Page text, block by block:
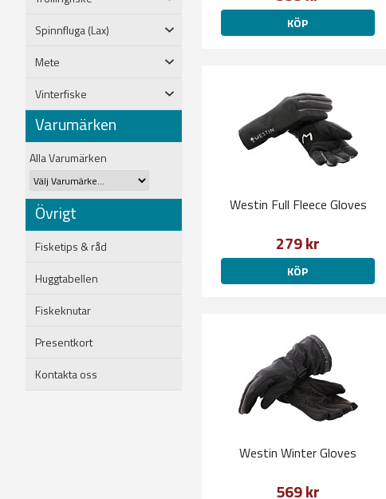
Spinnfluga (Lax)
Mete
Vinterfiske
Varumärken
Alla Varumärken
Övrigt
Fisketips & råd
Huggtabellen
Fiskeknutar
Presentkort
Kontakta oss
KÖP
Westin Full Fleece Gloves
279 kr
KÖP
Westin Winter Gloves
569 kr